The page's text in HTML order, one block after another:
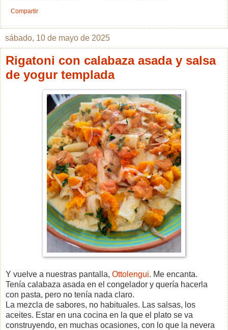
Compartir
sábado, 10 de mayo de 2025
Rigatoni con calabaza asada y salsa
de yogur templada
Y vuelve a nuestras pantalla, Ottolengui. Me encanta.
Tenía calabaza asada en el congelador y quería hacerla
con pasta, pero no tenía nada claro.
La mezcla de sabores, no habituales. Las salsas, los
aceites. Estar en una cocina en la que el plato se va
construyendo, en muchas ocasiones, con lo que la nevera